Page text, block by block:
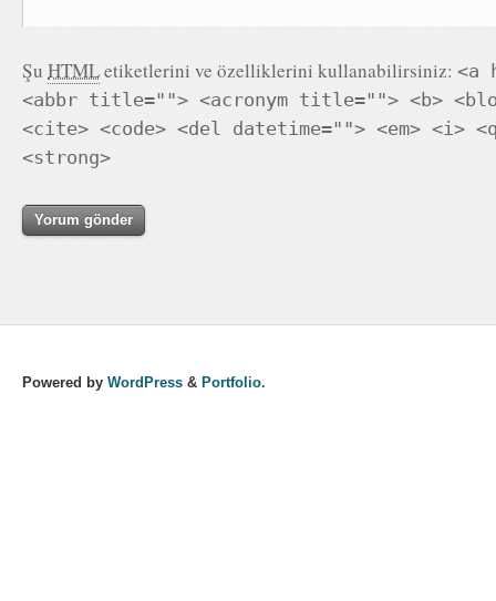
Şu HTMLetiketlerini ve özelliklerini kullanabilirsiniz: <a
<abbr title=""> <acronym title=""> <b>
<cite> <code> <del datetime=""> <em> <i>
<strong>
Powered by WordPress & Portfolio.